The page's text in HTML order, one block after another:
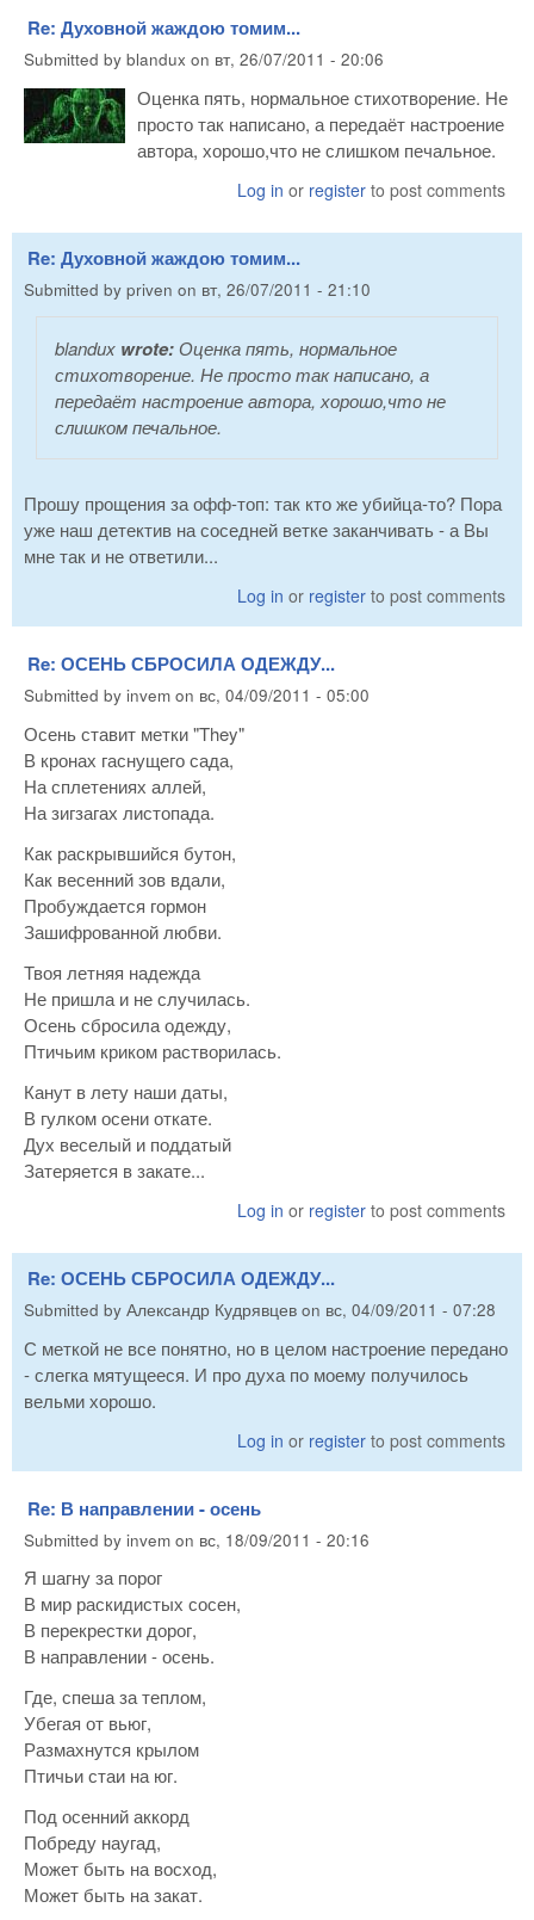
Re: Духовной жаждою томим...
Submitted by blandux on вт, 26/07/2011 - 20:06
Оценка пять, нормальное стихотворение. Не
просто так написано, а передаёт настроение
автора, хорошо,что не слишком печальное.
Log in or register to post comments
Re: Духовной жаждою томим...
Submitted by priven on вт, 26/07/2011 - 21:10
blandux wrote:Оценка пять, нормальное
стихотворение. Не просто так написано, а
передаёт настроение автора, хорошо,что не
слишком печальное.
Прошу прощения за офф-топ: так кто же убийца-то? Пора
уже наш детектив на соседней ветке заканчивать - а Вы
мне так и не ответили...
Log in or register to post comments
Re: ОСЕНЬ СБРОСИЛА ОДЕЖДУ...
Submitted by invem on вс, 04/09/2011 - 05:00
Осень ставит метки "They"
В кронах гаснущего сада,
На сплетениях аллей,
На зигзагах листопада.
Как раскрывшийся бутон,
Как весенний зов вдали,
Пробуждается гормон
Зашифрованной любви.
Твоя летняя надежда
Не пришла и не случилась.
Осень сбросила одежду,
Птичьим криком растворилась.
Канут в лету наши даты,
В гулком осени откате.
Дух веселый и поддатый
Затеряется в закате...
Log in or register to post comments
Re: ОСЕНЬ СБРОСИЛА ОДЕЖДУ...
Submitted by Александр Кудрявцев on вс, 04/09/2011 - 07:28
С меткой не все понятно, но в целом настроение передано
- слегка мятущееся. И про духа по моему получилось
вельми хорошо.
Log in or register to post comments
Re: В направлении - осень
Submitted by invem on вс, 18/09/2011 - 20:16
Я шагну за порог
В мир раскидистых сосен,
В перекрестки дорог,
В направлении - осень.
Где, спеша за теплом,
Убегая от вьюг,
Размахнутся крылом
Птичьи стаи на юг.
Под осенний аккорд
Побреду наугад,
Может быть на восход,
Может быть на закат.